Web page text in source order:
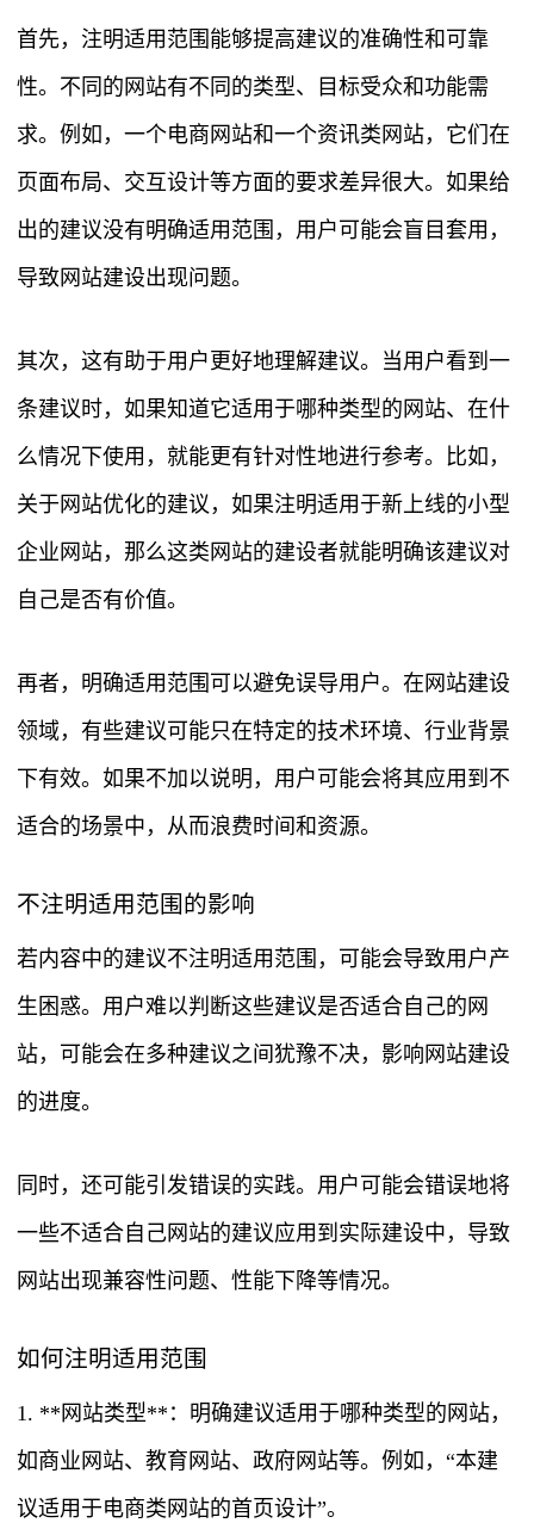
首先，注明适用范围能够提高建议的准确性和可靠
性。不同的网站有不同的类型、目标受众和功能需
求。例如，一个电商网站和一个资讯类网站，它们在
页面布局、交互设计等方面的要求差异很大。如果给
出的建议没有明确适用范围，用户可能会盲目套用，
导致网站建设出现问题。
其次，这有助于用户更好地理解建议。当用户看到一
条建议时，如果知道它适用于哪种类型的网站、在什
么情况下使用，就能更有针对性地进行参考。比如，
关于网站优化的建议，如果注明适用于新上线的小型
企业网站，那么这类网站的建设者就能明确该建议对
自己是否有价值。
再者，明确适用范围可以避免误导用户。在网站建设
领域，有些建议可能只在特定的技术环境、行业背景
下有效。如果不加以说明，用户可能会将其应用到不
适合的场景中，从而浪费时间和资源。
不注明适用范围的影响
若内容中的建议不注明适用范围，可能会导致用户产
生困惑。用户难以判断这些建议是否适合自己的网
站，可能会在多种建议之间犹豫不决，影响网站建设
的进度。
同时，还可能引发错误的实践。用户可能会错误地将
一些不适合自己网站的建议应用到实际建设中，导致
网站出现兼容性问题、性能下降等情况。
如何注明适用范围
1. **网站类型**：明确建议适用于哪种类型的网站，
如商业网站、教育网站、政府网站等。例如，“本建
议适用于电商类网站的首页设计”。